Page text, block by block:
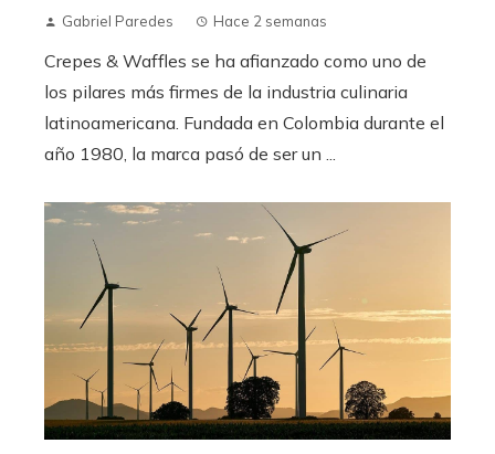
Gabriel Paredes Hace 2 semanas
Crepes & Waffles se ha afianzado como uno de
los pilares más firmes de la industria culinaria
latinoamericana. Fundada en Colombia durante el
año 1980, la marca pasó de ser un ...